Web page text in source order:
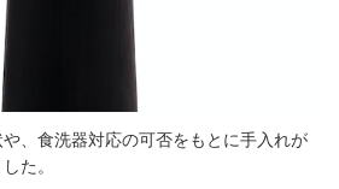
、食洗器対応の可否をもとに手入れが
た。